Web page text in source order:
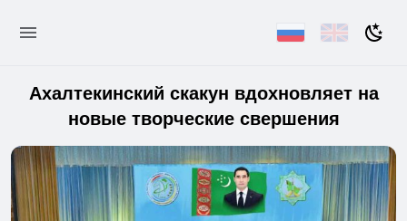
Ахалтекинский скакун вдохновляет на
новые творческие свершения